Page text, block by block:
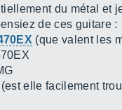
du métal et
de ces guitare :
(que valent les
(est elle facilement